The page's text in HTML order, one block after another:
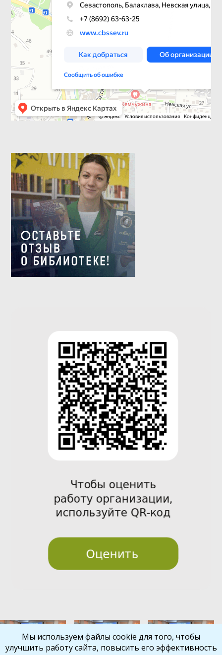
vio
t
Мы используем файлы cookie для того, чтобы
улучшить работу сайта, повысить его эффективность